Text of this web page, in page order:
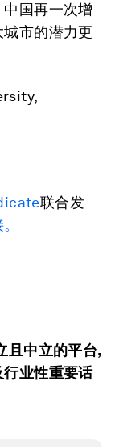
国再一次增
市的潜力更
联合发
且中立的平台,
行业性重要话